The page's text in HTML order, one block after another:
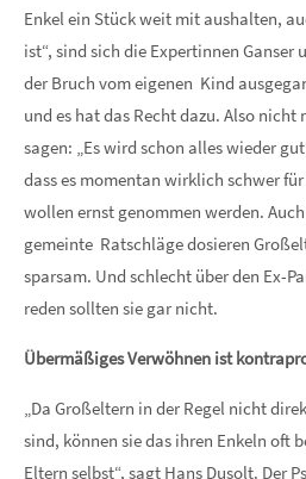
Enkel ein Stück weit mit aushalten,
ist“, sind sich die Expertinnen Ganser
der Bruch vom eigenen Kind
und es hat das Recht dazu. Also
sagen: „Es wird schon alles wieder
dass es momentan wirklich schwer
wollen ernst genommen werden.
gemeinte Ratschläge dosieren
sparsam. Und schlecht über den Ex-
reden sollten sie gar nicht.
Übermäßiges Verwöhnen ist
„Da Großeltern in der Regel nicht
sind, können sie das ihren Enkeln oft
Eltern selbst“, sagt Hans Dusolt. Der